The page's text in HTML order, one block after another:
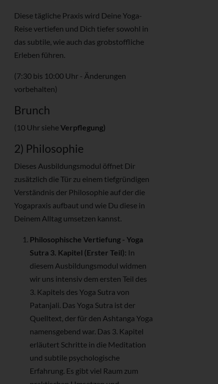
Diese tägliche Praxis wird Deine Yoga-
Reise vertiefen und Dich tiefer sowohl in
das subtile, wie auch das grobstoffliche
Erleben führen.
(7:30 bis 10:00 Uhr - Änderungen
vorbehalten)
Brunch
(10 Uhr sieheVerpflegung)
2) Philosophie
Dieses Ausbildungsmodul öffnet Dir
zusätzlich die Tür zu einem tiefgründigen
Verständnis der Philosophie auf der die
Yogapraxis aufbaut und wie Du diese in
Deinem Alltag umsetzen kannst.
Philosophische Vertiefung - Yoga
Sutra 3. Kapitel (Erster Teil): In
diesem Ausbildungsmodul widmen
wir uns intensiv dem ersten Teil des
3. Kapitels des Yoga Sutra von
Patanjali. Das Yoga Sutra ist der
Quelltext, der für den Ashtanga Yoga
namensgebend war. Das 3. Kapitel
erläutert Schritte in die Meditation
und subtile psychologische
Erfahrung. Es gibt viel Raum zum